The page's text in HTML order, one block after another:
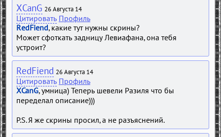
XCanG 26 Августа 14
Цитировать Профиль
RedFiend, какие тут нужны скрины?
Может сфоткать задницу Левиафана, она тебя
устроит?
RedFiend 26 Августа 14
Цитировать Профиль
XCanG, умница) Теперь шевели Разиля что бы
переделал описание)))
P.S. Я же скрины просил, а не разъяснений.